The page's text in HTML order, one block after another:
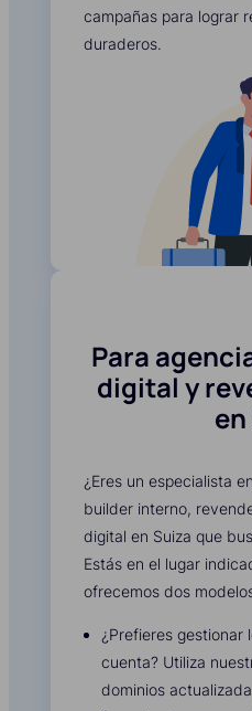
campañas para lograr
duraderos.
Para
digital y
¿Eres un especialista
builder interno,
digital en Suiza que
Estás en el lugar
ofrecemos dos
¿Prefieres gestionar
cuenta? Utiliza
dominios